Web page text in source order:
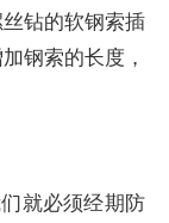
钻的软钢索插
钢索的长度，
就必须经期防